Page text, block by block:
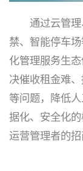
通过云管
禁、智能停车
化管理服务生
决催收租金难
等问题，降低
据化、安全化
运营管理者的招